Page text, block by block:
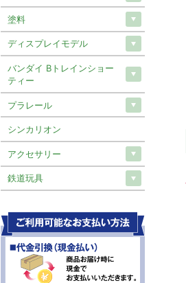
塗料
ディスプレイモデル
バンダイ Bトレインショー
ティー
プラレール
シンカリオン
アクセサリー
鉄道玩具